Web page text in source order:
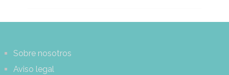
Sobre nosotros
Aviso legal